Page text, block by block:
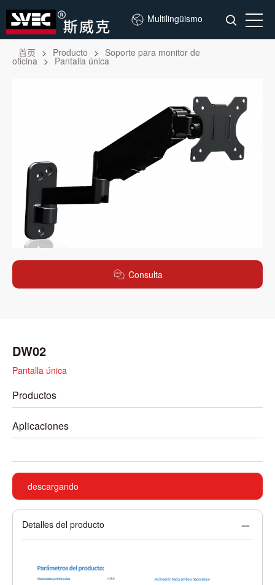
Multilingüismo
Consulta
首页 > Producto > Soporte para monitor de
oficina > Pantalla única
DW02
Pantalla única
Productos
Aplicaciones
descargando
Detalles del producto